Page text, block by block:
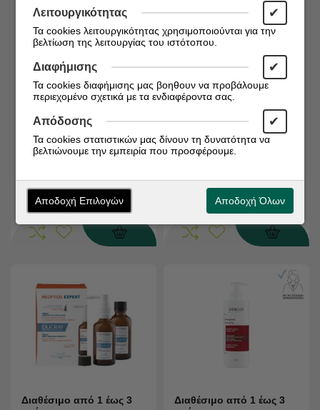
Διαθέσιμο από 1 έως 3
ημέρες
Κωδικός:
Shampoo with Hippophae
13,36 €
Διαθέσιμο από 1 έως 3
ημέρες
5200375300117
Boderm Hairgen Foam
Αφρός Κατά Της
27,70 €
Διαθέσιμο από 1 έως 3
Διαθέσιμο από 1 έως 3
Λειτουργικότητας ✔
Τα cookies λειτουργικότητας χρησιμοποιούνται για την
βελτίωση της λειτουργίας του ιστότοπου.
Διαφήμισης ✔
Τα cookies διαφήμισης μας βοηθουν να προβάλουμε
περιεχομένο σχετικά με τα ενδιαφέροντα σας.
Απόδοσης ✔
Τα cookies στατιστικών μας δίνουν τη δυνατότητα να
βελτιώνουμε την εμπειρία που προσφέρουμε.
Αποδοχή Επιλογών Αποδοχή Όλων